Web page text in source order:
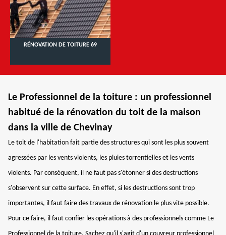
RÉNOVATION DE TOITURE 69
Le Professionnel de la toiture : un professionnel
habitué de la rénovation du toit de la maison
dans la ville de Chevinay
Le toit de l'habitation fait partie des structures qui sont les plus souvent
agressées par les vents violents, les pluies torrentielles et les vents
violents. Par conséquent, il ne faut pas s'étonner si des destructions
s'observent sur cette surface. En effet, si les destructions sont trop
importantes, il faut faire des travaux de rénovation le plus vite possible.
Pour ce faire, il faut confier les opérations à des professionnels comme Le